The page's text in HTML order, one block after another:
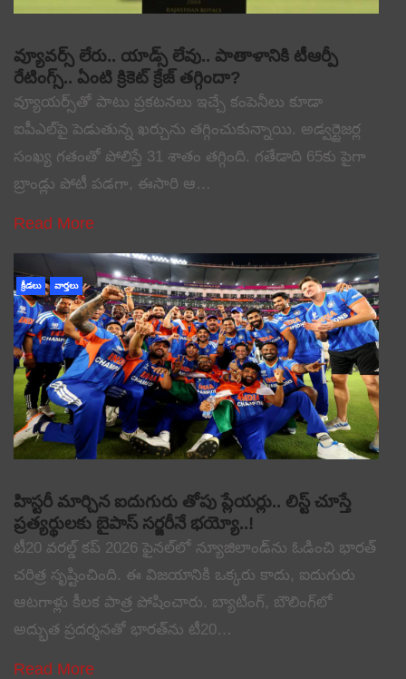
వ్యూవర్స్ లేరు.. యాడ్స్ లేవు.. పాతాళానికి టీఆర్పీ
రేటింగ్స్.. ఏంటి క్రికెట్ క్రేజ్ తగ్గిందా?
వ్యూయర్స్‌తో పాటు ప్రకటనలు ఇచ్చే కంపెనీలు కూడా
ఐపీఎల్‌పై పెడుతున్న ఖర్చును తగ్గించుకున్నాయి. అడ్వర్టైజర్ల
సంఖ్య గతంతో పోలిస్తే 31 శాతం తగ్గింది. గతేడాది 65కు పైగా
బ్రాండ్లు పోటీ పడగా, ఈసారి ఆ…
Read More
క్రీడలు వార్తలు
హిస్టరీ మార్చిన ఐదుగురు తోపు ప్లేయర్లు.. లిస్ట్ చూస్తే
ప్రత్యర్థులకు బైపాస్ సర్జరీనే భయ్యో..!
టీ20 వరల్డ్ కప్ 2026 ఫైనల్‌లో న్యూజిలాండ్‌ను ఓడించి భారత్
చరిత్ర సృష్టించింది. ఈ విజయానికి ఒక్కరు కాదు, ఐదుగురు
ఆటగాళ్లు కీలక పాత్ర పోషించారు. బ్యాటింగ్, బౌలింగ్‌లో
అద్భుత ప్రదర్శనతో భారత్‌ను టీ20…
Read More